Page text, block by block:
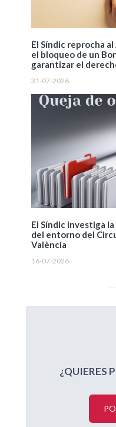
El Síndic reprocha
el bloqueo de un
garantizar el
31-07-2026
El Síndic investiga
del entorno del
València
16-07-2026
¿QUIERES